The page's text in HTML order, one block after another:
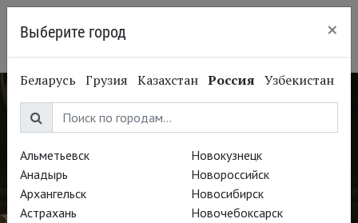
Выберите город ×
Беларусь Грузия Казахстан Россия Узбекистан
Альметьевск
Анадырь
Архангельск
Астрахань
Новокузнецк
Новороссийск
Новосибирск
Новочебоксарск